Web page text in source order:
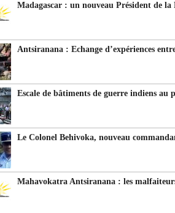
Madagascar : un nouveau Président de
Antsiranana : Echange d’expériences
Escale de bâtiments de guerre indiens au
Le Colonel Behivoka, nouveau
Mahavokatra Antsiranana : les